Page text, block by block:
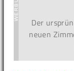
Der
neuen